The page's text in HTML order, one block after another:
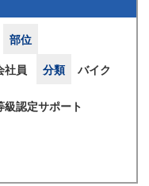
部位
社員 分類 バイク
認定サポート